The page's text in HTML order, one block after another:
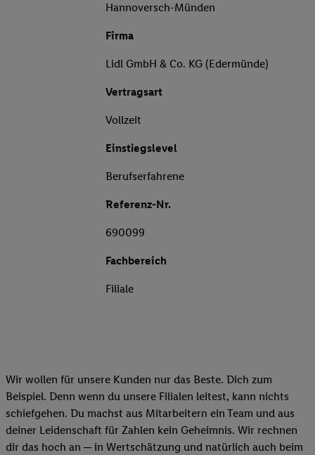
Hannoversch-Münden
Firma
Lidl GmbH & Co. KG (Edermünde)
Vertragsart
Vollzeit
Einstiegslevel
Berufserfahrene
Referenz-Nr.
690099
Fachbereich
Filiale
Wir wollen für unsere Kunden nur das Beste. Dich zum
Beispiel. Denn wenn du unsere Filialen leitest, kann nichts
schiefgehen. Du machst aus Mitarbeitern ein Team und aus
deiner Leidenschaft für Zahlen kein Geheimnis. Wir rechnen
dir das hoch an ─ in Wertschätzung und natürlich auch beim